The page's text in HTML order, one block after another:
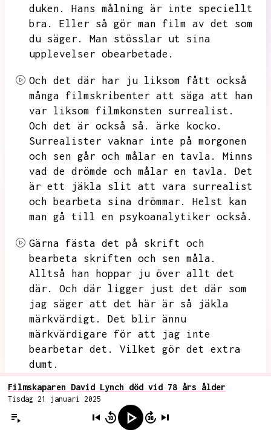
duken.
Hans målning är inte speciellt
bra.
Eller så gör man film av det som
du säger.
Man stösslar ut sina
upplevelser obearbetade.
Och det där har ju liksom fått också
många filmskribenter att säga att han
var liksom filmkonsten surrealist.
Och det är också så.
ärke kocko.
Surrealister vaknar inte på morgonen
och sen går och målar en tavla.
Minns
vad de drömde och målar en tavla.
Det
är ett jäkla slit att vara surrealist
och bearbeta sina drömmar.
Helst kan
man gå till en psykoanalytiker också.
Gärna fästa det på skrift och
bearbeta skriften och sen måla.
Alltså han hoppar ju över allt det
där.
Och där ligger just det där som
jag säger att det här är så jäkla
märkvärdigt.
Det blir ännu
märkvärdigare för att jag inte
bearbetar det.
Vilket gör det extra
dumt.
Martin
Jag har försökt säga det här flera
Jag ska försöka säga det
Filmskaparen David Lynch död vid 78 års ålder
Tisdag 21 januari 2025